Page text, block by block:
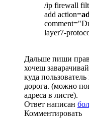
/ip firewall
add action=
layer7-
Дальше пиши
хочеш
куда
дорога. (можно
адреса в листе).
Ответ написан
Комментировать